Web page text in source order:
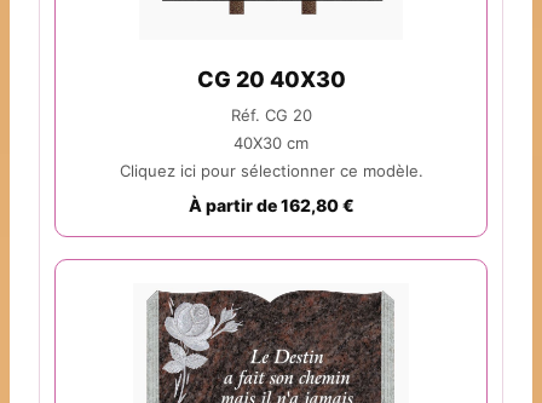
CG 20 40X30
Réf. CG 20
40X30 cm
Cliquez ici pour sélectionner ce modèle.
À partir de 162,80 €